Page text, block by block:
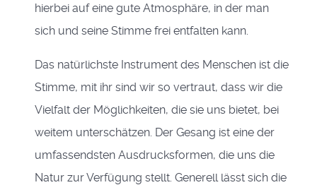
hierbei auf eine gute Atmosphäre, in der man
sich und seine Stimme frei entfalten kann.
Das natürlichste Instrument des Menschen ist die
Stimme, mit ihr sind wir so vertraut, dass wir die
Vielfalt der Möglichkeiten, die sie uns bietet, bei
weitem unterschätzen. Der Gesang ist eine der
umfassendsten Ausdrucksformen, die uns die
Natur zur Verfügung stellt. Generell lässt sich die